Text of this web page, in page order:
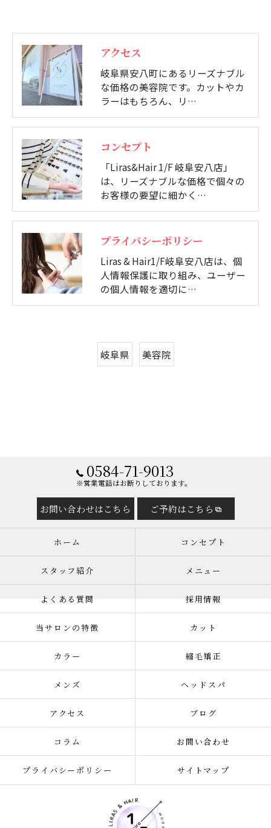
アクセス
岐阜県安八町にあるリーズナブル
な価格の美容院です。カットやカ
ラーはもちろん、リ…
コンセプト
「Liras&Hair 1/F 岐阜安八店」
は、リーズナブルな価格で個々の
お客様の要望に細かく…
プライバシーポリシー
Liras & Hair1/F岐阜安八店は、個
人情報保護に取り組み、ユーザー
の個人情報を適切に…
岐阜県 美容院
0584-71-9013
※営業電話はお断りしております。
お問い合わせはこちら ご予約はこちら
ホーム コンセプト
スタッフ紹介 メニュー
よくある質問 採用情報
当サロンの特徴 カット
カラー 縮毛矯正
メンズ ヘッドスパ
アクセス ブログ
コラム お問い合わせ
プライバシーポリシー サイトマップ